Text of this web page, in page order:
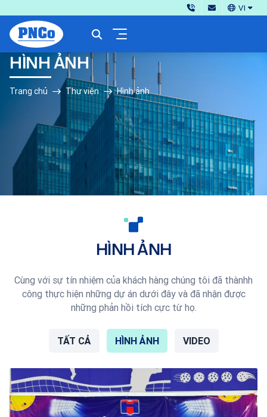
VI
HÌNH ẢNH
Trang chủ Thư viện Hình ảnh
HÌNH ẢNH
Cùng với sự tín nhiệm của khách hàng chúng tôi đã thànhh
công thực hiện những dự án dưới đây và đã nhận được
những phản hồi tích cực từ họ.
TẤT CẢ HÌNH ẢNH VIDEO